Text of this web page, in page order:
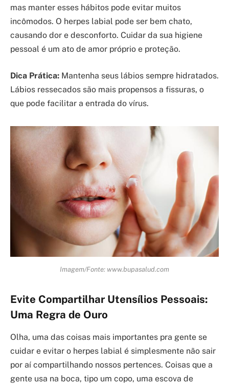
mas manter esses hábitos pode evitar muitos
incômodos. O herpes labial pode ser bem chato,
causando dor e desconforto. Cuidar da sua higiene
pessoal é um ato de amor próprio e proteção.
Dica Prática: Mantenha seus lábios sempre hidratados.
Lábios ressecados são mais propensos a fissuras, o
que pode facilitar a entrada do vírus.
Imagem/Fonte: www.bupasalud.com
Evite Compartilhar Utensílios Pessoais:
Uma Regra de Ouro
Olha, uma das coisas mais importantes pra gente se
cuidar e evitar o herpes labial é simplesmente não sair
por aí compartilhando nossos pertences. Coisas que a
gente usa na boca, tipo um copo, uma escova de